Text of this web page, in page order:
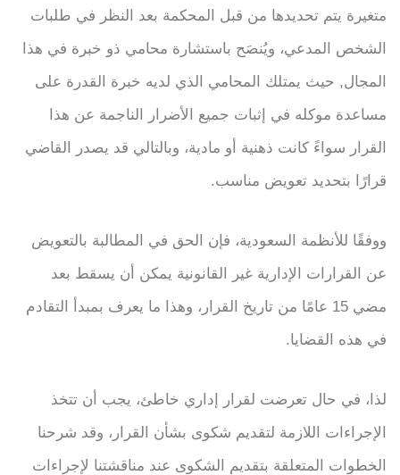
متغيرة يتم تحديدها من قبل المحكمة بعد النظر في طلبات
الشخص المدعي، ويُنصَح باستشارة محامي ذو خبرة في هذا
المجال, حيث يمتلك المحامي الذي لديه خبرة القدرة على
مساعدة موكله في إثبات جميع الأضرار الناجمة عن هذا
القرار سواءً كانت ذهنية أو مادية، وبالتالي قد يصدر القاضي
قرارًا بتحديد تعويض مناسب.
ووفقًا للأنظمة السعودية، فإن الحق في المطالبة بالتعويض
عن القرارات الإدارية غير القانونية يمكن أن يسقط بعد
مضي 15 عامًا من تاريخ القرار، وهذا ما يعرف بمبدأ التقادم
في هذه القضايا.
لذا، في حال تعرضت لقرار إداري خاطئ، يجب أن تتخذ
الإجراءات اللازمة لتقديم شكوى بشأن القرار، وقد شرحنا
الخطوات المتعلقة بتقديم الشكوى عند مناقشتنا لإجراءات